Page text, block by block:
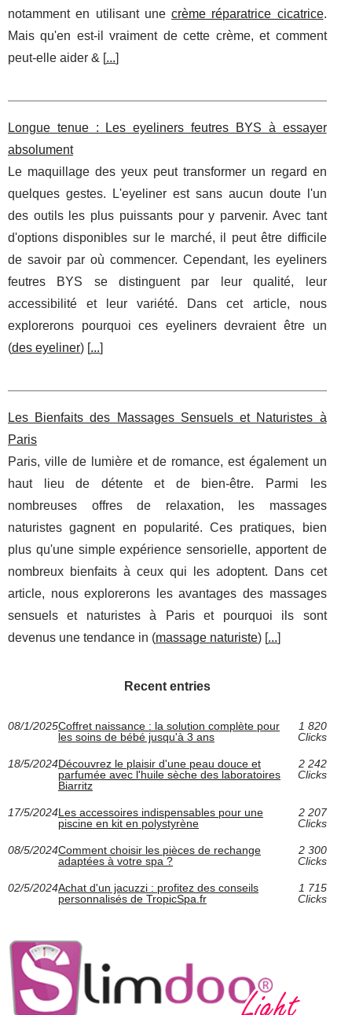
notamment en utilisant unecrème réparatrice cicatrice.
Mais qu'en est-il vraiment de cette crème, et comment
peut-elle aider & [...]
Longue tenue : Les eyeliners feutres BYS à essayer
absolument
Le maquillage des yeux peut transformer un regard en
quelques gestes. L'eyeliner est sans aucun doute l'un
des outils les plus puissants pour y parvenir. Avec tant
d'options disponibles sur le marché, il peut être difficile
de savoir par où commencer. Cependant, les eyeliners
feutres BYS se distinguent par leur qualité, leur
accessibilité et leur variété. Dans cet article, nous
explorerons pourquoi ces eyeliners devraient être un
(des eyeliner) [...]
Les Bienfaits des Massages Sensuels et Naturistes à
Paris
Paris, ville de lumière et de romance, est également un
haut lieu de détente et de bien-être. Parmi les
nombreuses offres de relaxation, les massages
naturistes gagnent en popularité. Ces pratiques, bien
plus qu'une simple expérience sensorielle, apportent de
nombreux bienfaits à ceux qui les adoptent. Dans cet
article, nous explorerons les avantages des massages
sensuels et naturistes à Paris et pourquoi ils sont
devenus une tendance in (massage naturiste) [...]
Recent entries
08/1/2025Coffret naissance : la solution complète pour
les soins de bébé jusqu'à 3 ans
1 820
Clicks
18/5/2024Découvrez le plaisir d'une peau douce et
parfumée avec l'huile sèche des laboratoires
Biarritz
2 242
Clicks
17/5/2024Les accessoires indispensables pour une
piscine en kit en polystyrène
2 207
Clicks
08/5/2024Comment choisir les pièces de rechange
adaptées à votre spa ?
2 300
Clicks
02/5/2024Achat d'un jacuzzi : profitez des conseils
personnalisés de TropicSpa.fr
1 715
Clicks